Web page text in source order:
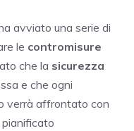
avviato una serie di
le contromisure
che la sicurezza
e che ogni
verrà affrontato con